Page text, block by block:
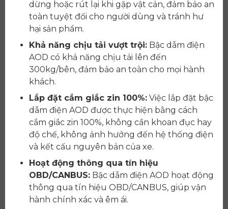
dừng hoặc rút lại khi gặp vật cản, đảm bảo an
toàn tuyệt đối cho người dùng và tránh hư
hại sản phẩm.
Khả năng chịu tải vượt trội: Bậc dẫm điện
AOD có khả năng chịu tải lên đến
300kg/bên, đảm bảo an toàn cho mọi hành
khách.
Lắp đặt cắm giắc zin 100%: Việc lắp đặt bậc
dẫm điện AOD được thực hiện bằng cách
cắm giắc zin 100%, không cần khoan đục hay
độ chế, không ảnh hưởng đến hệ thống điện
và kết cấu nguyên bản của xe.
Hoạt động thông qua tín hiệu
OBD/CANBUS: Bậc dẫm điện AOD hoạt động
thông qua tín hiệu OBD/CANBUS, giúp vận
hành chính xác và êm ái.